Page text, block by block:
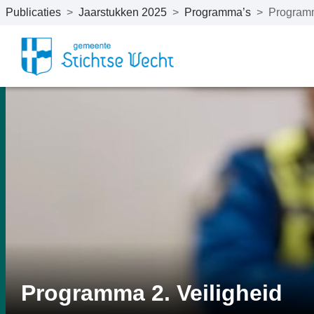
Naar hoofdinhoud
Publicaties > Jaarstukken 2025 > Programma’s >
Programma 2. Veiligheid